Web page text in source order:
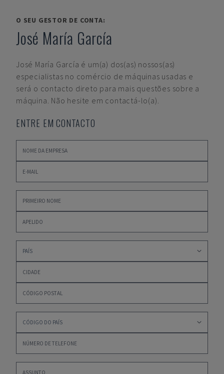
O SEU GESTOR DE CONTA:
José María García
José María García é um(a) dos(as) nossos(as)
especialistas no comércio de máquinas usadas e
será o contacto direto para mais questões sobre a
máquina. Não hesite em contactá-lo(a).
ENTRE EM CONTACTO